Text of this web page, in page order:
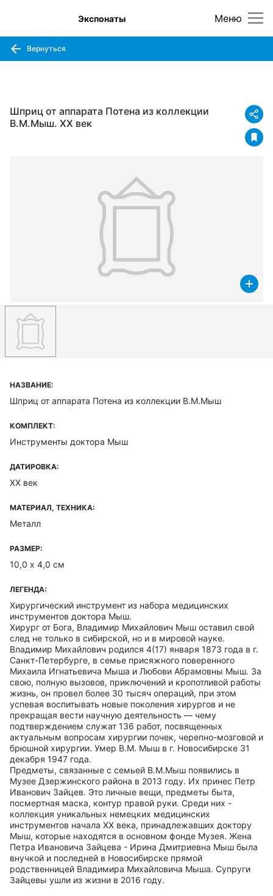
Меню
Экспонаты
Вернуться
Шприц от аппарата Потена из коллекции
В.М.Мыш. XX век
НАЗВАНИЕ:
Шприц от аппарата Потена из коллекции В.М.Мыш
КОМПЛЕКТ:
Инструменты доктора Мыш
ДАТИРОВКА:
XX век
МАТЕРИАЛ, ТЕХНИКА:
Металл
РАЗМЕР:
10,0 х 4,0 см
ЛЕГЕНДА:
Хирургический инструмент из набора медицинских
инструментов доктора Мыш.
Хирург от Бога, Владимир Михайлович Мыш оставил свой
след не только в сибирской, но и в мировой науке.
Владимир Михайлович родился 4(17) января 1873 года в г.
Санкт-Петербурге, в семье присяжного поверенного
Михаила Игнатьевича Мыша и Любови Абрамовны Мыш. За
свою, полную вызовов, приключений и кропотливой работы
жизнь, он провел более 30 тысяч операций, при этом
успевая воспитывать новые поколения хирургов и не
прекращая вести научную деятельность — чему
подтверждением служат 136 работ, посвященных
актуальным вопросам хирургии почек, черепно-мозговой и
брюшной хирургии. Умер В.М. Мыш в г. Новосибирске 31
декабря 1947 года.
Предметы, связанные с семьей В.М.Мыш появились в
Музее Дзержинского района в 2013 году. Их принес Петр
Иванович Зайцев. Это личные вещи, предметы быта,
посмертная маска, контур правой руки. Среди них -
коллекция уникальных немецких медицинских
инструментов начала XX века, принадлежавших доктору
Мыш, которые находятся в основном фонде Музея. Жена
Петра Ивановича Зайцева - Ирина Дмитриевна Мыш была
внучкой и последней в Новосибирске прямой
родственницей Владимира Михайловича Мыша. Супруги
Зайцевы ушли из жизни в 2016 году.